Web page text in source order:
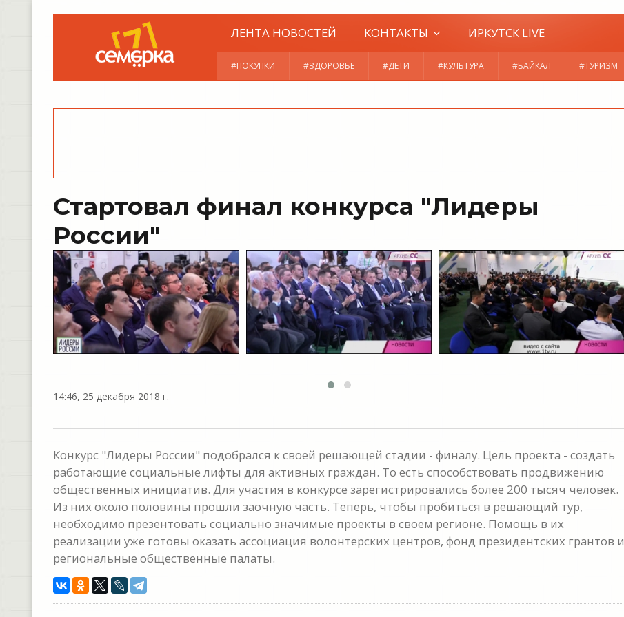
ЛЕНТА НОВОСТЕЙ КОНТАКТЫ ИРКУТСК LIVE
#ПОКУПКИ #ЗДОРОВЬЕ #ДЕТИ #КУЛЬТУРА #БАЙКАЛ #ТУРИЗМ
Стартовал финал конкурса "Лидеры
России"
14:46, 25 декабря 2018 г.
Конкурс "Лидеры России" подобрался к своей решающей стадии - финалу. Цель проекта - создать
работающие социальные лифты для активных граждан. То есть способствовать продвижению
общественных инициатив. Для участия в конкурсе зарегистрировались более 200 тысяч человек.
Из них около половины прошли заочную часть. Теперь, чтобы пробиться в решающий тур,
необходимо презентовать социально значимые проекты в своем регионе. Помощь в их
реализации уже готовы оказать ассоциация волонтерских центров, фонд президентских грантов и
региональные общественные палаты.